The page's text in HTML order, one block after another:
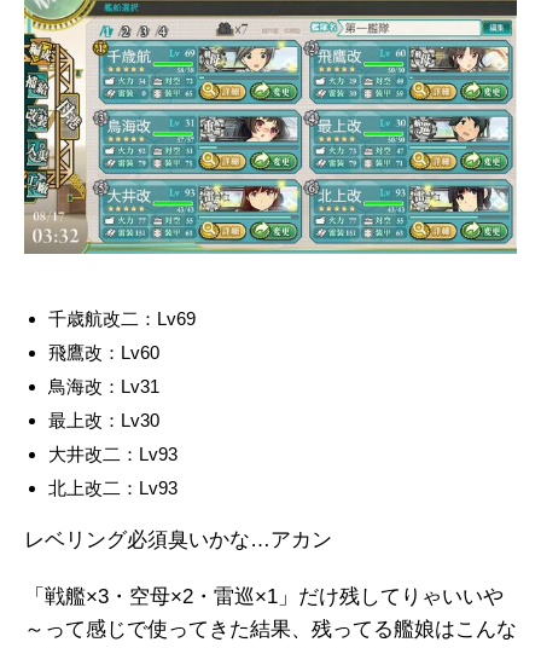
千歳航改二：Lv69
飛鷹改：Lv60
鳥海改：Lv31
最上改：Lv30
大井改二：Lv93
北上改二：Lv93
レベリング必須臭いかな…アカン
「戦艦×3・空母×2・雷巡×1」だけ残してりゃいいや
～って感じで使ってきた結果、残ってる艦娘はこんな